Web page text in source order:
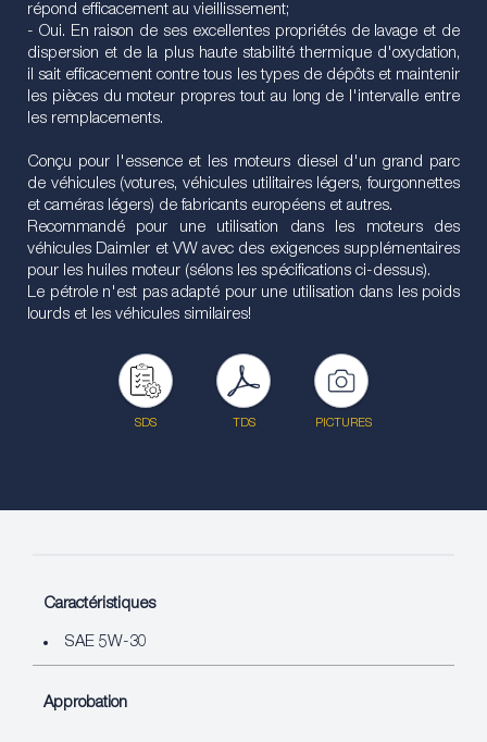
répond efficacement au vieillissement;
- Oui. En raison de ses excellentes propriétés de lavage et de
dispersion et de la plus haute stabilité thermique d'oxydation,
il sait efficacement contre tous les types de dépôts et maintenir
les pièces du moteur propres tout au long de l'intervalle entre
les remplacements.
Conçu pour l'essence et les moteurs diesel d'un grand parc
de véhicules (votures, véhicules utilitaires légers, fourgonnettes
et caméras légers) de fabricants européens et autres.
Recommandé pour une utilisation dans les moteurs des
véhicules Daimler et VW avec des exigences supplémentaires
pour les huiles moteur (sélons les spécifications ci-dessus).
Le pétrole n'est pas adapté pour une utilisation dans les poids
lourds et les véhicules similaires!
SDS TDS PICTURES
Caractéristiques
SAE 5W-30
Approbation